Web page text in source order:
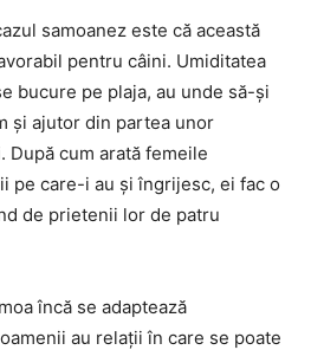
samoanez este că această
pentru câini. Umiditatea
bucure pe plaja, au unde să-și
și ajutor din partea unor
cum arată femeile
pe care-i au și îngrijesc, ei fac o
de prietenii lor de patru
încă se adaptează
au relații în care se poate